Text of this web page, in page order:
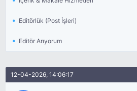
Editörlük (Post İşleri)
Editör Arıyorum
12-04-2026, 14:06:17